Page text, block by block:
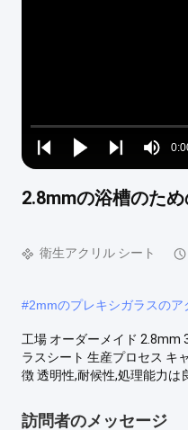
Play
Play
Play
Mute
Loaded:
0%
2.8mmの浴槽のた
衛生アクリル シート
#2mmのプレキシガラスのア
工場 オーダーメイド 2.8mm
ラスシート 生産プロセス キ
徴 透明性,耐候性,処理能力は
訪問者のメッセージ